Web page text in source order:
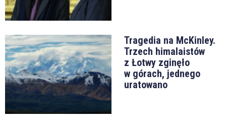
Tragedia na McKinley.
Trzech himalaistów
z Łotwy zginęło
w górach, jednego
uratowano